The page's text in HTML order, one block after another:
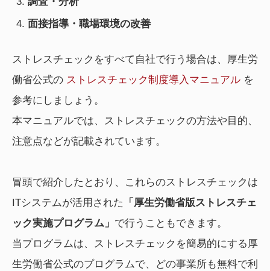
面接指導・職場環境の改善
ストレスチェックをすべて自社で行う場合は、厚生労
働省公式の ストレスチェック制度導入マニュアル を
参考にしましょう。
本マニュアルでは、ストレスチェックの方法や目的、
注意点などが記載されています。
冒頭で紹介したとおり、これらのストレスチェックは
ITシステムが活用された
「厚生労働省版ストレスチェ
ック実施プログラム」 で行うこともできます。
当プログラムは、ストレスチェックを簡易的にする厚
生労働省公式のプログラムで、どの事業所も無料で利